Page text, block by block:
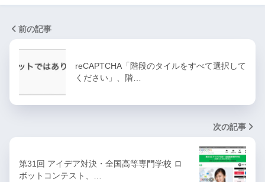
前の記事
reCAPTCHA「階段のタイルをすべて選択して
ください」、階…
次の記事
第31回 アイデア対決・全国高等専門学校 ロ
ボットコンテスト、…